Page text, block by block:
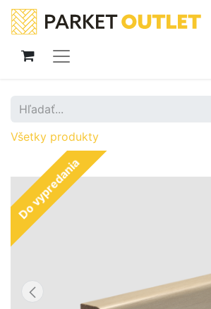
Všetky produkty
Do vypredania